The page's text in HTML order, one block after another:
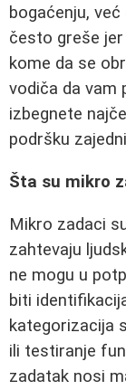
bogaćenju, već
često greše
kome da se
vodiča da vam
izbegnete
podršku
Šta su mikro
Mikro zadaci
zahtevaju
ne mogu u
biti
kategorizacija
ili testiranje
zadatak nosi